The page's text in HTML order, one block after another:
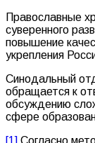
Православные
суверенного
повышение
укрепления
Синодальный
обращается к
обсуждению
сфере
[1] Согласно